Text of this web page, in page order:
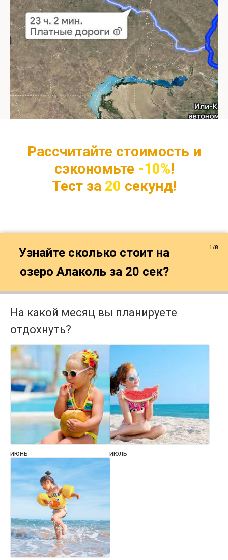
Рассчитайте стоимость и
сэкономьте -10%!
Тест за 20 секунд!
Узнайте сколько стоит на
озеро Алаколь за 20 сек?
1/8
На какой месяц вы планируете
отдохнуть?
июнь июль